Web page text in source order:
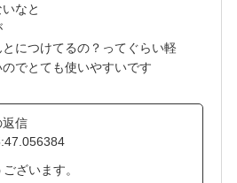
なと
につけてるの？ってぐらい軽
でとても使いやすいです
返信
ざいます。